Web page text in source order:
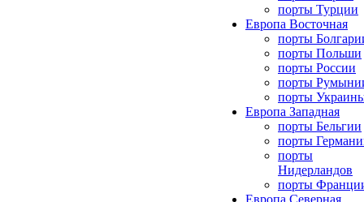
порты Турции
Европа Восточная
порты
порты Польши
порты России
порты
порты
Европа Западная
порты Бельгии
порты
порты
Нидерландов
порты
Европа Северная